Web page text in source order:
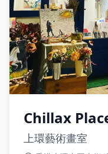
Chillax
上環藝術畫室